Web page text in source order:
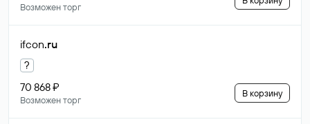
Возможен торг
ifcon.ru
?
70 868 ₽
Возможен торг
В корзину